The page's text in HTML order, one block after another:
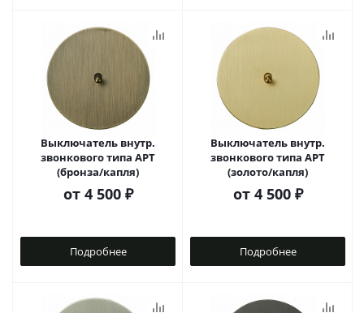
Выключатель внутр.
звонкового типа АРТ
(бронза/капля)
от 4 500 ₽
Подробнее
Выключатель внутр.
звонкового типа АРТ
(золото/капля)
от 4 500 ₽
Подробнее